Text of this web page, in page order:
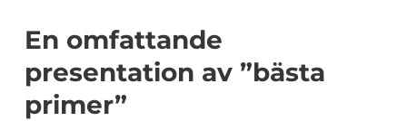
En omfattande
presentation av ”bästa
primer”